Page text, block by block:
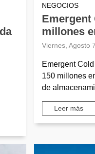
NEGOCIOS
Emergent
millones
Viernes, Agosto
Emergent
150 millones
de
Leer más